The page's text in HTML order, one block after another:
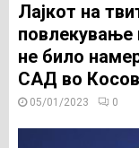
Лајкот на
повлекување
не било
САД во
05/01/2023 0